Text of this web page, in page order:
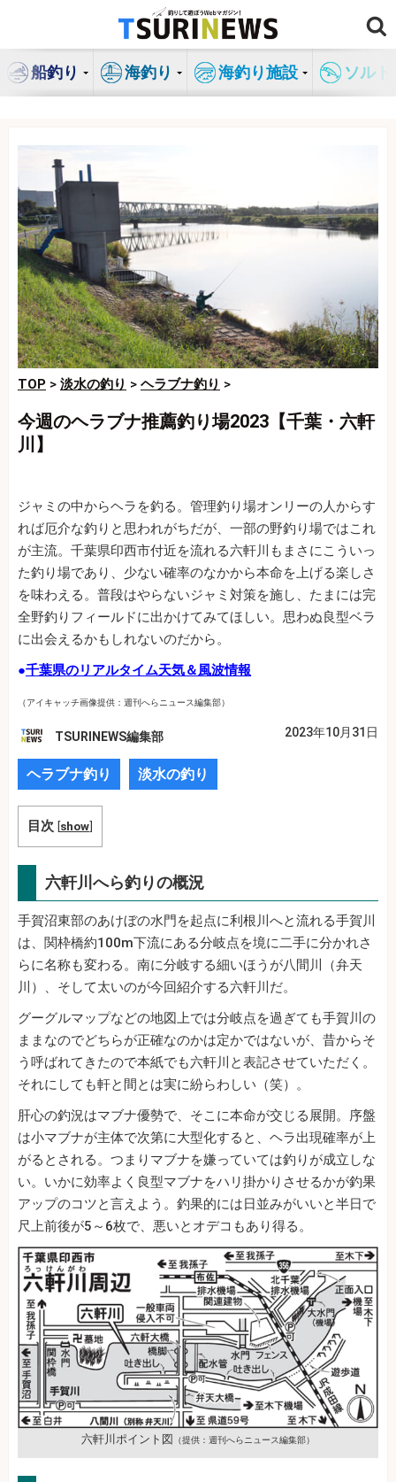
ン
船釣り 海釣り 海釣り施設 ソル
TOP > 淡水の釣り > ヘラブナ釣り >
今週のヘラブナ推薦釣り場2023【千葉・六軒
川】
ジャミの中からヘラを釣る。管理釣り場オンリーの人からす
れば厄介な釣りと思われがちだが、一部の野釣り場ではこれ
が主流。千葉県印西市付近を流れる六軒川もまさにこういっ
た釣り場であり、少ない確率のなかから本命を上げる楽しさ
を味わえる。普段はやらないジャミ対策を施し、たまには完
全野釣りフィールドに出かけてみてほしい。思わぬ良型ベラ
に出会えるかもしれないのだから。
●千葉県のリアルタイム天気＆風波情報
（アイキャッチ画像提供：週刊へらニュース編集部）
TSURINEWS編集部 2023年10月31日
ヘラブナ釣り 淡水の釣り
目次 [show]
六軒川へら釣りの概況
手賀沼東部のあけぼの水門を起点に利根川へと流れる手賀川
は、関枠橋約100m下流にある分岐点を境に二手に分かれさ
らに名称も変わる。南に分岐する細いほうが八間川（弁天
川）、そして太いのが今回紹介する六軒川だ。
グーグルマップなどの地図上では分岐点を過ぎても手賀川の
ままなのでどちらが正確なのかは定かではないが、昔からそ
う呼ばれてきたので本紙でも六軒川と表記させていただく。
それにしても軒と間とは実に紛らわしい（笑）。
肝心の釣況はマブナ優勢で、そこに本命が交じる展開。序盤
は小マブナが主体で次第に大型化すると、ヘラ出現確率が上
がるとされる。つまりマブナを嫌っていては釣りが成立しな
い。いかに効率よく良型マブナをハリ掛かりさせるかが釣果
アップのコツと言えよう。釣果的には日並みがいいと半日で
尺上前後が5～6枚で、悪いとオデコもあり得る。
六軒川ポイント図 （提供：週刊へらニュース編集部）